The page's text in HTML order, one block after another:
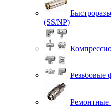
(SS/NP)
Резьбовые
Ремонтные